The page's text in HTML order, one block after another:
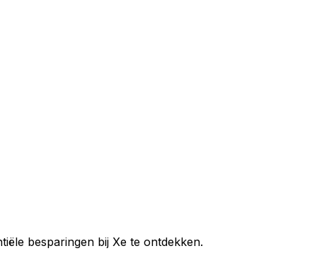
besparingen bij Xe te ontdekken.